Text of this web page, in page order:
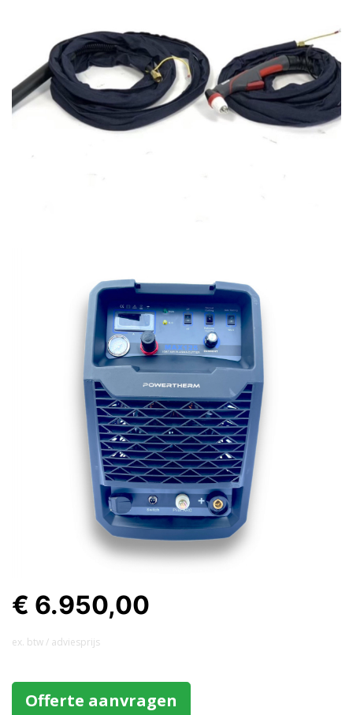
€ 6.950,00
ex. btw / adviesprijs
Offerte aanvragen